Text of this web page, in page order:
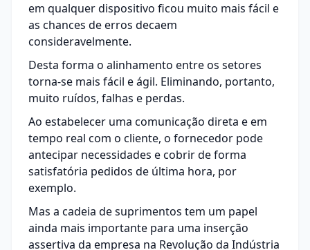
em qualquer dispositivo ficou muito mais fácil e
as chances de erros decaem
consideravelmente.
Desta forma o alinhamento entre os setores
torna-se mais fácil e ágil. Eliminando, portanto,
muito ruídos, falhas e perdas.
Ao estabelecer uma comunicação direta e em
tempo real com o cliente, o fornecedor pode
antecipar necessidades e cobrir de forma
satisfatória pedidos de última hora, por
exemplo.
Mas a cadeia de suprimentos tem um papel
ainda mais importante para uma inserção
assertiva da empresa na Revolução da Indústria